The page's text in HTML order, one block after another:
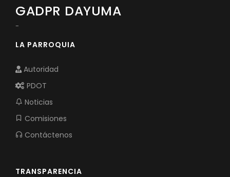
GADPR DAYUMA
-
LA PARROQUIA
Autoridad
PDOT
Noticias
Comisiones
Contáctenos
TRANSPARENCIA